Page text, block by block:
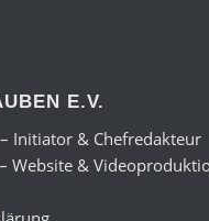
E.V.
Initiator & Chefredakteur
Website &